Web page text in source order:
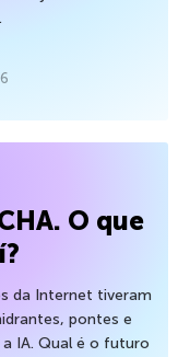
O que
da Internet tiveram
pontes e
IA. Qual é o futuro